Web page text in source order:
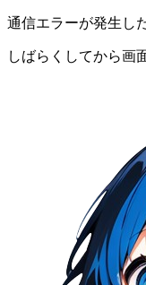
通信エラーが発生し
しばらくしてから画